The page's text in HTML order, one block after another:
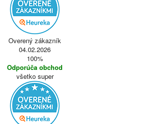
Overený zákazník
04.02.2026
100%
Odporúča obchod
všetko super